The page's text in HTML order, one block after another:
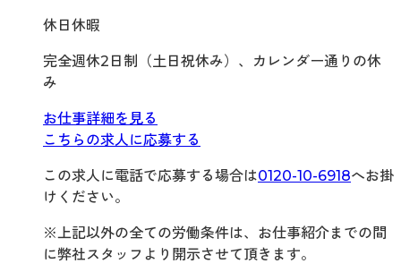
休日休暇
完全週休2日制（土日祝休み）、カレンダー通りの休
み
お仕事詳細を見る
こちらの求人に応募する
この求人に電話で応募する場合は0120-10-6918へお掛
けください。
※上記以外の全ての労働条件は、お仕事紹介までの間
に弊社スタッフより開示させて頂きます。